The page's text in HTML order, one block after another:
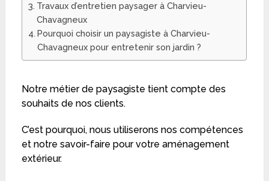
Travaux d’entretien paysager à Charvieu-
Chavagneux
Pourquoi choisir un paysagiste à Charvieu-
Chavagneux pour entretenir son jardin ?
Notre métier de paysagiste tient compte des
souhaits de nos clients.
C’est pourquoi, nous utiliserons nos compétences
et notre savoir-faire pour votre aménagement
extérieur.